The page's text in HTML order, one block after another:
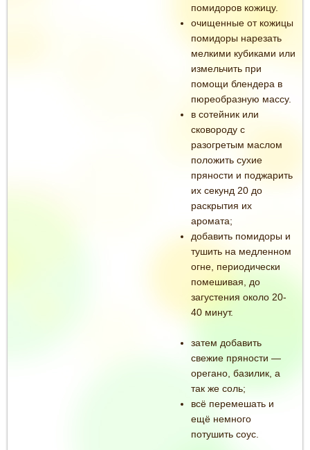
помидоров кожицу.
очищенные от кожицы
помидоры нарезать
мелкими кубиками или
измельчить при
помощи блендера в
пюреобразную массу.
в сотейник или
сковороду с
разогретым маслом
положить сухие
пряности и поджарить
их секунд 20 до
раскрытия их
аромата;
добавить помидоры и
тушить на медленном
огне, периодически
помешивая, до
загустения около 20-
40 минут.
затем добавить
свежие пряности —
орегано, базилик, а
так же соль;
всё перемешать и
ещё немного
потушить соус.